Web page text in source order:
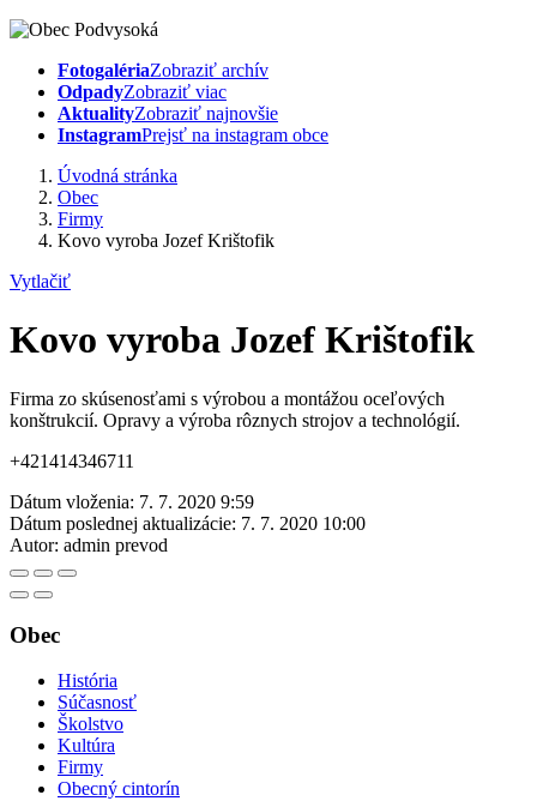
FotogalériaZobraziť archív
OdpadyZobraziť viac
AktualityZobraziť najnovšie
InstagramPrejsť na instagram obce
Úvodná stránka
Obec
Firmy
Kovo vyroba Jozef Krištofik
Vytlačiť
Kovo vyroba Jozef Krištofik
Firma zo skúsenosťami s výrobou a montážou oceľových
konštrukcií. Opravy a výroba rôznych strojov a technológií.
+421414346711
Dátum vloženia: 7. 7. 2020 9:59
Dátum poslednej aktualizácie: 7. 7. 2020 10:00
Autor: admin prevod
Obec
História
Súčasnosť
Školstvo
Kultúra
Firmy
Obecný cintorín